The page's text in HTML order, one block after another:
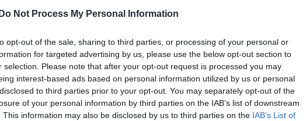
Do Not Process My Personal Information
opt-out of the sale, sharing to third parties, or processing of your personal or
for targeted advertising by us, please use the below opt-out section to
selection. Please note that after your opt-out request is processed you may
interest-based ads based on personal information utilized by us or personal
to third parties prior to your opt-out. You may separately opt-out of the
of your personal information by third parties on the IAB’s list of downstream
This information may also be disclosed by us to third parties on the IAB’s List of
sia a contesti lavorativi che a occasioni più